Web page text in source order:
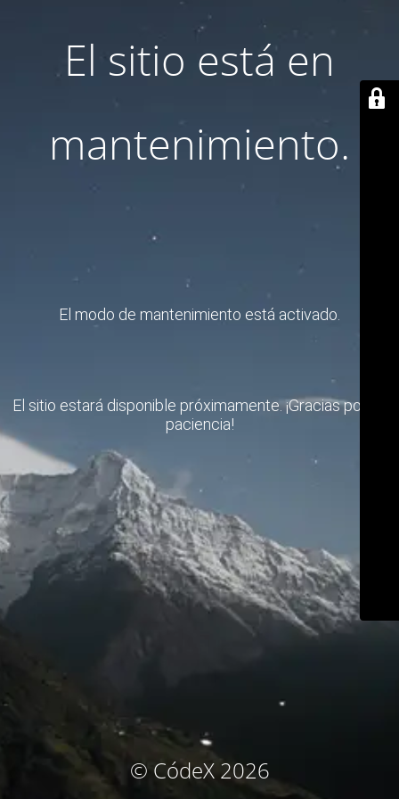
El sitio está en
mantenimiento.
El modo de mantenimiento está activado.
El sitio estará disponible próximamente. ¡Gracias por su
paciencia!
© CódeX 2026